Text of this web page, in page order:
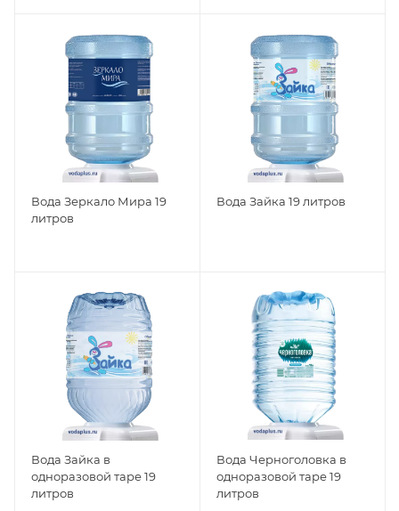
Вода Зеркало Мира 19
литров
Вода Зайка 19 литров
Вода Зайка в
одноразовой таре 19
литров
Вода Черноголовка в
одноразовой таре 19
литров